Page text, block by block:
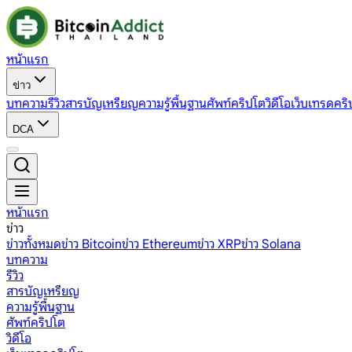
หน้าแรก
ข่าว
บทความรีวิวสารบัญเหรียญความรู้พื้นฐานศัพท์คริปโตวิดีโอเว็บเทรดค
DCA
หน้าแรก
ข่าว
ข่าวทั้งหมดข่าว Bitcoinข่าว Ethereumข่าว XRPข่าว Solana
บทความ
รีวิว
สารบัญเหรียญ
ความรู้พื้นฐาน
ศัพท์คริปโต
วิดีโอ